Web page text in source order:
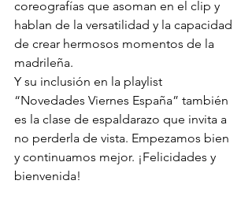
coreografías que asoman en el clip y
hablan de la versatilidad y la capacidad
de crear hermosos momentos de la
madrileña.
Y su inclusión en la playlist
“Novedades Viernes España” también
es la clase de espaldarazo que invita a
no perderla de vista. Empezamos bien
y continuamos mejor. ¡Felicidades y
bienvenida!